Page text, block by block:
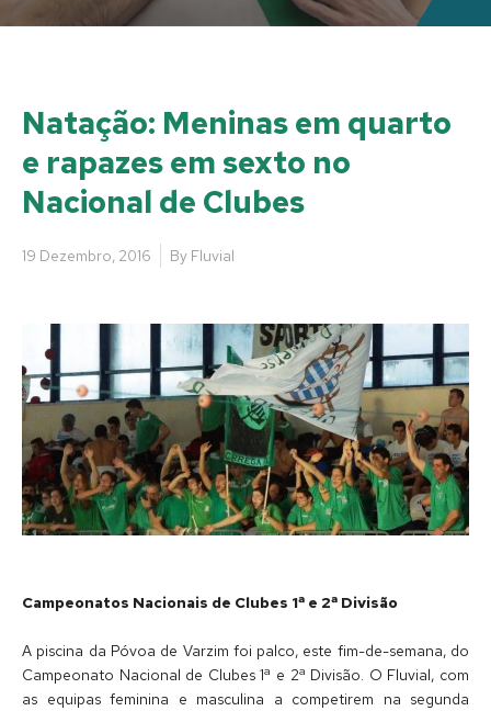
Natação: Meninas em quarto
e rapazes em sexto no
Nacional de Clubes
19 Dezembro, 2016 By Fluvial
Campeonatos Nacionais de Clubes 1ª e 2ª Divisão
A piscina da Póvoa de Varzim foi palco, este fim-de-semana, do
Campeonato Nacional de Clubes 1ª e 2ª Divisão. O Fluvial, com
as equipas feminina e masculina a competirem na segunda